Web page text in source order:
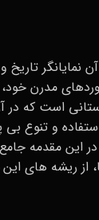
آن نمایانگر
مدرن
است که در
و تنوع بی‌
این مقدمه
از ریشه‌ های این